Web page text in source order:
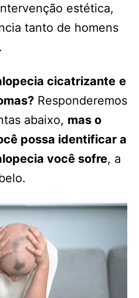
estética,
tanto de homens
cicatrizante e
Responderemos
abaixo, mas o
possa identificar a
você sofre, a